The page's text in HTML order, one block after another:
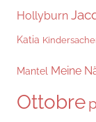
Hollyburn
Katia
Mantel Meine
Ottobre